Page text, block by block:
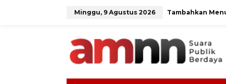
Minggu, 9 Agustus 2026 Tambahkan